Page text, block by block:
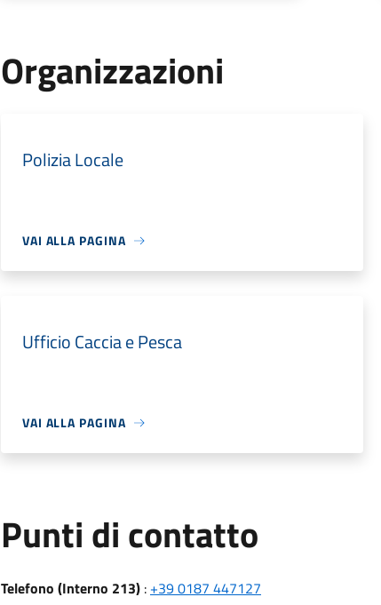
Organizzazioni
Polizia Locale
VAI ALLA PAGINA
Ufficio Caccia e Pesca
VAI ALLA PAGINA
Punti di contatto
Telefono (Interno 213): +39 0187 447127